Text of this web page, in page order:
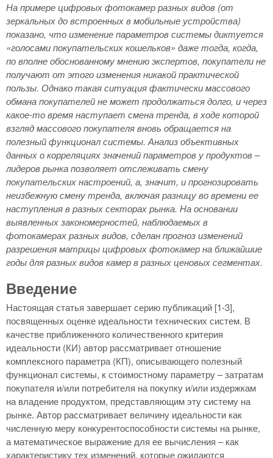
На примере цифровых фотокамер разных видов (от
зеркальных до встроенных в мобильные устройства)
показано, что изменение параметров системы диктуется
«голосами покупательских кошельков» даже тогда, когда,
по вполне обоснованному мнению экспертов, покупатели не
получают от этого изменения никакой практической
пользы. Однако такая ситуация фактически массового
обмана покупателей не может продолжаться долго, и через
какое-то время наступает смена тренда, в ходе которой
взгляд массового покупателя вновь обращается на
полезный функционал системы. Анализ объективных
данных о корреляциях значений параметров у продуктов –
лидеров рынка позволяет отслеживать смену
покупательских настроений, а, значит, и прогнозировать
неизбежную смену тренда, включая разницу во времени ее
наступления в разных секторах рынка. На основании
выявленных закономерностей, наблюдаемых в
фотокамерах разных видов, сделан прогноз изменений
разрешения матрицы цифровых фотокамер на ближайшие
годы для разных видов камер в разных ценовых сегментах.
Введение
Настоящая статья завершает серию публикаций [1-3],
посвященных оценке идеальности технических систем. В
качестве приближенного количественного критерия
идеальности (КИ) автор рассматривает отношение
комплексного параметра (КП), описывающего полезный
функционал системы, к стоимостному параметру – затратам
покупателя и/или потребителя на покупку и/или издержкам
на владение продуктом, представляющим эту систему на
рынке. Автор рассматривает величину идеальности как
численную меру конкурентоспособности системы на рынке,
а математическое выражение для ее вычисления – как
характеристику тех изменений, которые ожидаются